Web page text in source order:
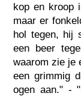
kop en kroop
maar er
hol tegen, hij
een beer
waarom zie je
een grimmig
ogen aan." -